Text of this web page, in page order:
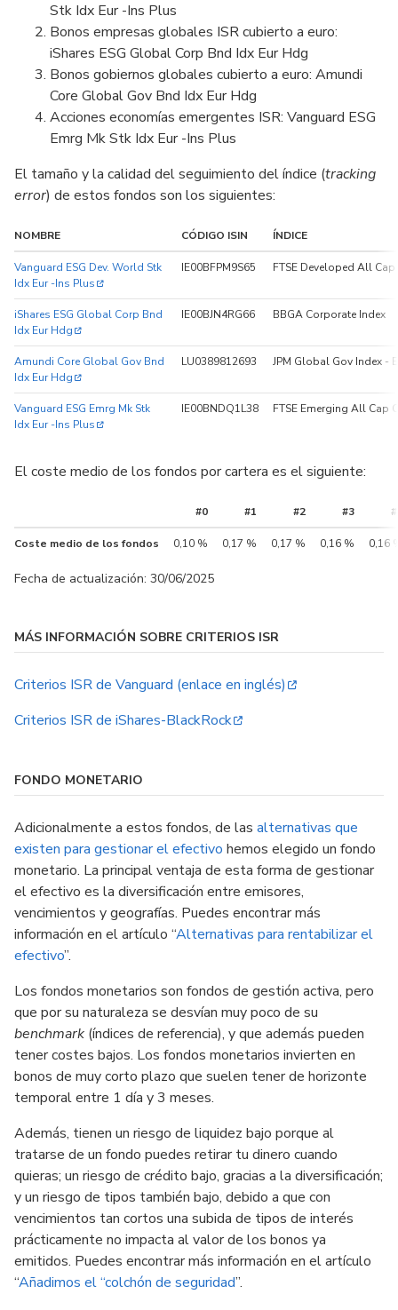
Stk Idx Eur -Ins Plus
Bonos empresas globales ISR cubierto a euro:
iShares ESG Global Corp Bnd Idx Eur Hdg
Bonos gobiernos globales cubierto a euro: Amundi
Core Global Gov Bnd Idx Eur Hdg
Acciones economías emergentes ISR: Vanguard ESG
Emrg Mk Stk Idx Eur -Ins Plus
El tamaño y la calidad del seguimiento del índice (tracking
error) de estos fondos son los siguientes:
NOMBRE CÓDIGO ISIN ÍNDICE
Vanguard ESG Dev. World Stk
Idx Eur -Ins Plus
IE00BFPM9S65 FTSE Developed All
iShares ESG Global Corp Bnd
Idx Eur Hdg
IE00BJN4RG66 BBGA Corporate Index
Amundi Core Global Gov Bnd
Idx Eur Hdg
LU0389812693 JPM Global Gov Index -
Vanguard ESG Emrg Mk Stk
Idx Eur -Ins Plus
IE00BNDQ1L38 FTSE Emerging All Cap
El coste medio de los fondos por cartera es el siguiente:
#0 #1 #2 #3
Coste medio de los fondos 0,10 % 0,17 % 0,17 % 0,16 % 0,16
Fecha de actualización: 30/06/2025
MÁS INFORMACIÓN SOBRE CRITERIOS ISR
Criterios ISR de Vanguard (enlace en inglés)
Criterios ISR de iShares-BlackRock
FONDO MONETARIO
Adicionalmente a estos fondos, de las alternativas que
existen para gestionar el efectivo hemos elegido un fondo
monetario. La principal ventaja de esta forma de gestionar
el efectivo es la diversificación entre emisores,
vencimientos y geografías. Puedes encontrar más
información en el artículo “Alternativas para rentabilizar el
efectivo”.
Los fondos monetarios son fondos de gestión activa, pero
que por su naturaleza se desvían muy poco de su
benchmark (índices de referencia), y que además pueden
tener costes bajos. Los fondos monetarios invierten en
bonos de muy corto plazo que suelen tener de horizonte
temporal entre 1 día y 3 meses.
Además, tienen un riesgo de liquidez bajo porque al
tratarse de un fondo puedes retirar tu dinero cuando
quieras; un riesgo de crédito bajo, gracias a la diversificación;
y un riesgo de tipos también bajo, debido a que con
vencimientos tan cortos una subida de tipos de interés
prácticamente no impacta al valor de los bonos ya
emitidos. Puedes encontrar más información en el artículo
“Añadimos el “colchón de seguridad”.